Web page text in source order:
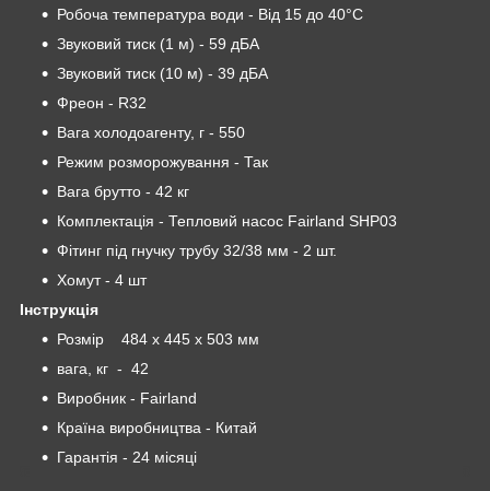
Робоча температура води - Від 15 до 40°C
Звуковий тиск (1 м) - 59 дБА
Звуковий тиск (10 м) - 39 дБА
Фреон - R32
Вага холодоагенту, г - 550
Режим розморожування - Так
Вага брутто - 42 кг
Комплектація - Тепловий насос Fairland SHP03
Фітинг під гнучку трубу 32/38 мм - 2 шт.
Хомут - 4 шт
Інструкція
Розмір 484 х 445 х 503 мм
вага, кг - 42
Виробник - Fairland
Країна виробництва - Китай
Гарантія - 24 місяці